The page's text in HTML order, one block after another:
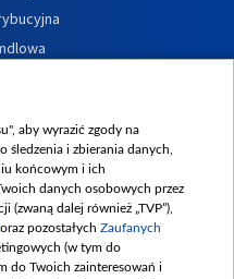
wewnętrznych
aby wyrazić zgody na
śledzenia i zbierania danych,
końcowym i ich
danych osobowych przez
(zwaną dalej również „TVP”),
oraz pozostałych Zaufanych
(w tym do
do Twoich zainteresowań i